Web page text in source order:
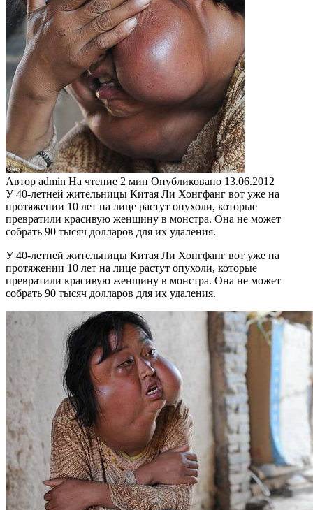
Автор admin На чтение 2 мин Опубликовано 13.06.2012
У 40-летней жительницы Китая Ли Хонгфанг вот уже на
протяжении 10 лет на лице растут опухоли, которые
превратили красивую женщину в монстра. Она не может
собрать 90 тысяч долларов для их удаления.
У 40-летней жительницы Китая Ли Хонгфанг вот уже на
протяжении 10 лет на лице растут опухоли, которые
превратили красивую женщину в монстра. Она не может
собрать 90 тысяч долларов для их удаления.